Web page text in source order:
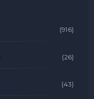
(916)
(26)
(43)